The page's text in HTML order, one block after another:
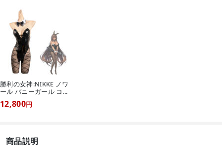
勝利の女神:NIKKE ノワ
ール バニーガール コ...
12,800円
商品説明